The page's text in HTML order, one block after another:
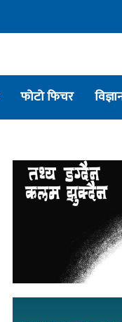
फोटो फिचर